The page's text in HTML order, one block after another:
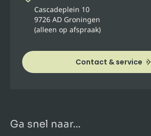
Cascadeplein 10
9726 AD Groningen
(alleen op afspraak)
Contact & service
Ga snel naar...